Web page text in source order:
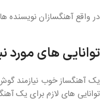
در واقع آهنگسازان نویسنده
توانایی های مورد
یک آهنگساز خوب نیازمند
توانایی های لازم برای یک